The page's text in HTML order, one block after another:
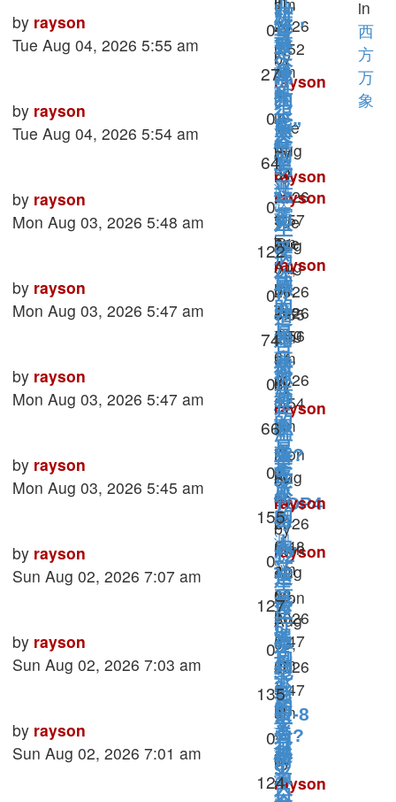
in
西
方
万
象
»
in
西
方
万
象
心
理
测
验
2026
5:52
am
»
in
心
理
测
验
儿
身
by
rayson
»
Tue
Aug
04,
2026
5:57
am
»
in
西
方
万
象
时
最
冷
酷
无
情
by
rayson
»
Tue
Aug
04,
2026
5:56
am
»
in
西
方
万
象
雄，
败
是
狗
熊”
by
rayson
»
Tue
Aug
04,
2026
5:55
am
»
in
心
理
测
验
Last
post
by rayson
Tue Aug 04, 2026 5:55 am
你
是
哪
一
类
型
恶
霸
by
rayson
»
Tue
Aug
04,
2026
5:54
am
»
in
心
理
测
验
0Replies
27Views
Last
post
by rayson
Tue Aug 04, 2026 5:54 am
很
容
易
让
人
受
伤
的
星
座
by
rayson
»
Mon
Aug
03,
2026
5:48
am
»
in
西
方
万
象
0Replies
64Views
Last
post
by rayson
Mon Aug 03, 2026 5:48 am
一
生
病
就
开
始
撒
娇
的
星
座
TOP4
by
rayson
»
Mon
Aug
03,
2026
5:47
am
»
in
西
0Replies
122Views
Last
post
by rayson
Mon Aug 03, 2026 5:47 am
你
适
合
何
种
职
业?
by
rayson
»
Mon
Aug
03,
2026
5:47
am
»
in
心
理
测
0Replies
74Views
Last
post
by rayson
Mon Aug 03, 2026 5:47 am
你
是
温
柔
派
的
人.
还
是
疔
伤
派
的
人?
by
rayson
0Replies
66Views
Last
post
by rayson
Mon Aug 03, 2026 5:45 am
星
座
每
周
运
势
8
月
3
日-8
月
9
日
0Replies
155Views
Last
post
by rayson
Sun Aug 02, 2026 7:07 am
12
星
座
遇
到
老
婆
被
当
0Replies
127Views
Last
post
by rayson
Sun Aug 02, 2026 7:03 am
年
纪
越
大
越
不
0Replies
135Views
Last
post
by rayson
Sun Aug 02, 2026 7:01 am
当
情
人
0Replies
124Views